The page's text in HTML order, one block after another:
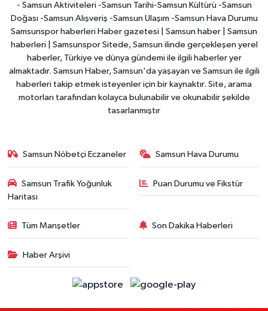
- Samsun Aktiviteleri -Samsun Tarihi-Samsun Kültürü -Samsun
Doğası -Samsun Alışveriş -Samsun Ulaşım -Samsun Hava Durumu
Samsunspor haberleri Haber gazetesi | Samsun haber | Samsun
haberleri | Samsunspor Sitede, Samsun ilinde gerçekleşen yerel
haberler, Türkiye ve dünya gündemi ile ilgili haberler yer
almaktadır. Samsun Haber, Samsun'da yaşayan ve Samsun ile ilgili
haberleri takip etmek isteyenler için bir kaynaktır. Site, arama
motorları tarafından kolayca bulunabilir ve okunabilir şekilde
tasarlanmıştır
Samsun Nöbetçi Eczaneler Samsun Hava Durumu
Samsun Trafik Yoğunluk
Haritası
Puan Durumu ve Fikstür
Tüm Manşetler Son Dakika Haberleri
Haber Arşivi